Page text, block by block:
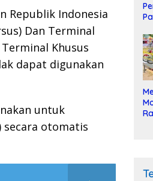
Republik Indonesia
Dan Terminal
Khusus
dapat digunakan
untuk
secara otomatis